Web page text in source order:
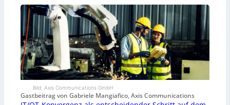
Bild: Axis Communications GmbH
Gastbeitrag von Gabriele Mangiafico, Axis Communications